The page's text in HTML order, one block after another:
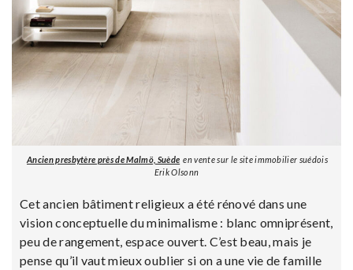
Ancien presbytère près de Malmö, Suède en vente sur le site immobilier suédois
Erik Olsonn
Cet ancien bâtiment religieux a été rénové dans une
vision conceptuelle du minimalisme : blanc omniprésent,
peu de rangement, espace ouvert. C’est beau, mais je
pense qu’il vaut mieux oublier si on a une vie de famille